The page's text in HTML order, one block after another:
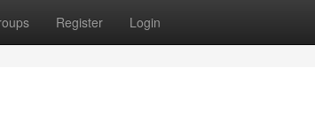
Register Login